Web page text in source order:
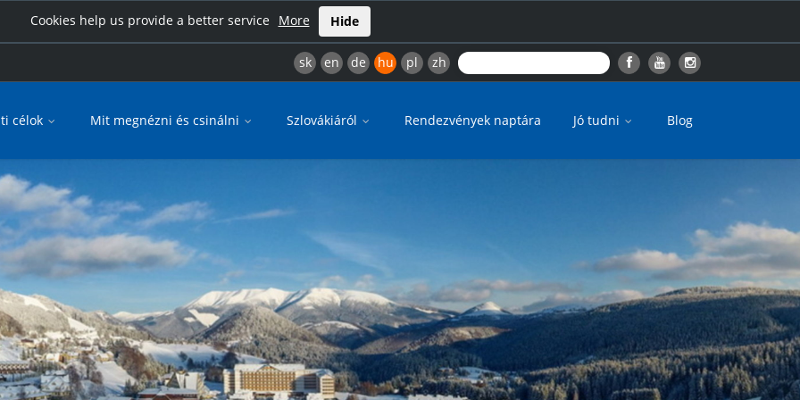
Cookies help us provide a better service More Hide
sk en de hu pl zh
célok Mit megnézni és csinálni Szlovákiáról Rendezvények naptára Jó tudni Blog